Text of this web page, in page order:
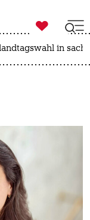

taz zahl ich
in